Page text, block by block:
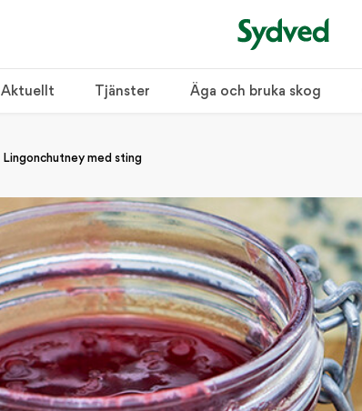
Aktuellt Tjänster Äga och bruka skog
Lingonchutney med sting